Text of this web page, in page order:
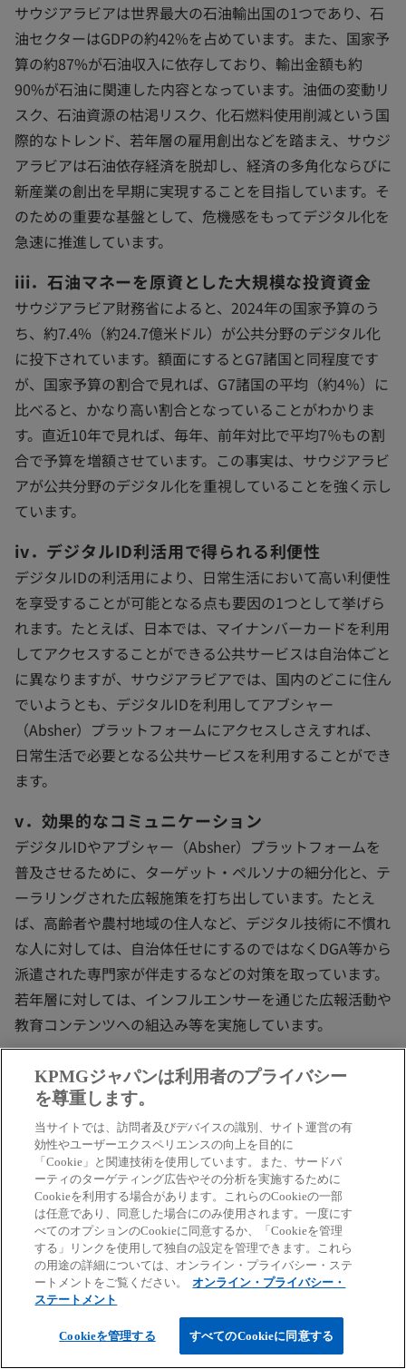
サウジアラビアは世界最大の石油輸出国の1つであり、石
油セクターはGDPの約42%を占めています。また、国家予
算の約87%が石油収入に依存しており、輸出金額も約
90%が石油に関連した内容となっています。油価の変動リ
スク、石油資源の枯渇リスク、化石燃料使用削減という国
際的なトレンド、若年層の雇用創出などを踏まえ、サウジ
アラビアは石油依存経済を脱却し、経済の多角化ならびに
新産業の創出を早期に実現することを目指しています。そ
のための重要な基盤として、危機感をもってデジタル化を
急速に推進しています。
iii．石油マネーを原資とした大規模な投資資金
サウジアラビア財務省によると、2024年の国家予算のう
ち、約7.4%（約24.7億米ドル）が公共分野のデジタル化
に投下されています。額面にするとG7諸国と同程度です
が、国家予算の割合で見れば、G7諸国の平均（約4％）に
比べると、かなり高い割合となっていることがわかりま
す。直近10年で見れば、毎年、前年対比で平均7％もの割
合で予算を増額させています。この事実は、サウジアラビ
アが公共分野のデジタル化を重視していることを強く示し
ています。
iv．デジタルID利活用で得られる利便性
デジタルIDの利活用により、日常生活において高い利便性
を享受することが可能となる点も要因の1つとして挙げら
れます。たとえば、日本では、マイナンバーカードを利用
してアクセスすることができる公共サービスは自治体ごと
に異なりますが、サウジアラビアでは、国内のどこに住ん
でいようとも、デジタルIDを利用してアブシャー
（Absher）プラットフォームにアクセスしさえすれば、
日常生活で必要となる公共サービスを利用することができ
ます。
v．効果的なコミュニケーション
デジタルIDやアブシャー（Absher）プラットフォームを
普及させるために、ターゲット・ペルソナの細分化と、テ
ーラリングされた広報施策を打ち出しています。たとえ
ば、高齢者や農村地域の住人など、デジタル技術に不慣れ
な人に対しては、自治体任せにするのではなくDGA等から
派遣された専門家が伴走するなどの対策を取っています。
若年層に対しては、インフルエンサーを通じた広報活動や
教育コンテンツへの組込み等を実施しています。
（3）考察
サウジアラビアの代表的な取組みのうち、デジタルIDにつ
いて考察します。
日本では、マイナンバーカードの導入から約9年が経過し
ました。これまで、約3兆円を越える予算が普及促進施策
に投じられたとも言われますが、2024年12月末時点にお
けるマイナンバーカードの保有率は約76％に留まっていま
す。マイナンバーカードを取得したのち、キャッシュレス
決済を利用することでポイントが還元される「マイナポイ
KPMGジャパンは利用者のプライバシー
を尊重します。
当サイトでは、訪問者及びデバイスの識別、サイト運営の有
効性やユーザーエクスペリエンスの向上を目的に
「Cookie」と関連技術を使用しています。また、サードパ
ーティのターゲティング広告やその分析を実施するために
Cookieを利用する場合があります。これらのCookieの一部
は任意であり、同意した場合にのみ使用されます。一度にす
べてのオプションのCookieに同意するか、「Cookieを管理
する」リンクを使用して独自の設定を管理できます。これら
の用途の詳細については、オンライン・プライバシー・ステ
ートメントをご覧ください。
オンライン・プライバシー・
ステートメント
Cookieを管理する すべてのCookieに同意する